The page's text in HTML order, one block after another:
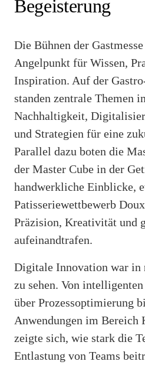
Begeisterung
Die Bühnen der
Angelpunkt für Wissen,
Inspiration. Auf der
standen zentrale Themen
Nachhaltigkeit,
und Strategien für eine
Parallel dazu boten die
der Master Cube in der
handwerkliche Einblicke,
Patisseriewettbewerb
Präzision, Kreativität und
aufeinandtrafen.
Digitale Innovation war in
zu sehen. Von
über Prozessoptimierung
Anwendungen im
zeigte sich, wie stark die
Entlastung von Teams